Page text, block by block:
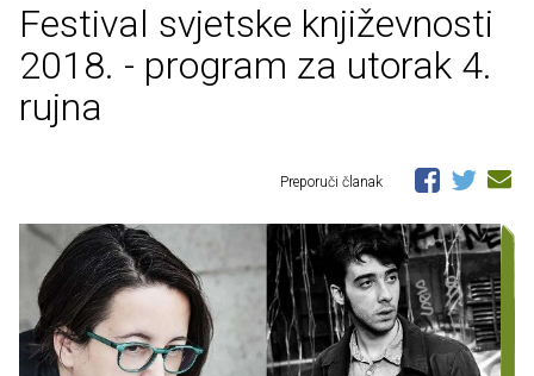
Festival svjetske književnosti
2018. - program za utorak 4.
rujna
Preporuči članak